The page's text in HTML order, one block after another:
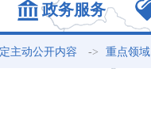
政务服务
主动公开内容 -> 重点领域